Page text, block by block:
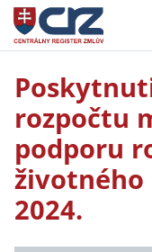
rozpočtu
podporu
2024.